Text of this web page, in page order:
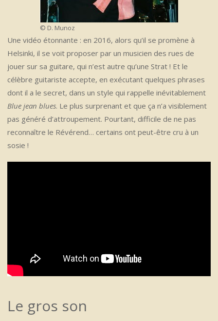
© D. Munoz
Une vidéo étonnante : en 2016, alors qu’il se promène à
Helsinki, il se voit proposer par un musicien des rues de
jouer sur sa guitare, qui n’est autre qu’une Strat ! Et le
célèbre guitariste accepte, en exécutant quelques phrases
dont il a le secret, dans un style qui rappelle inévitablement
Blue jean blues. Le plus surprenant et que ça n’a visiblement
pas généré d’attroupement. Pourtant, difficile de ne pas
reconnaître le Révérend… certains ont peut-être cru à un
sosie !
Le gros son